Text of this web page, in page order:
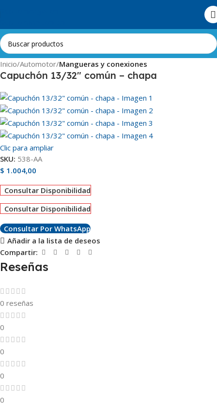
Inicio Automotor Mangueras y conexiones
Capuchón 13/32″ común – chapa
Clic para ampliar
SKU: 538-AA
$ 1.004,00
Consultar Disponibilidad
Consultar Disponibilidad
Consultar Por WhatsApp
Añadir a la lista de deseos
Compartir:
Reseñas
0 reseñas
0
0
0
0